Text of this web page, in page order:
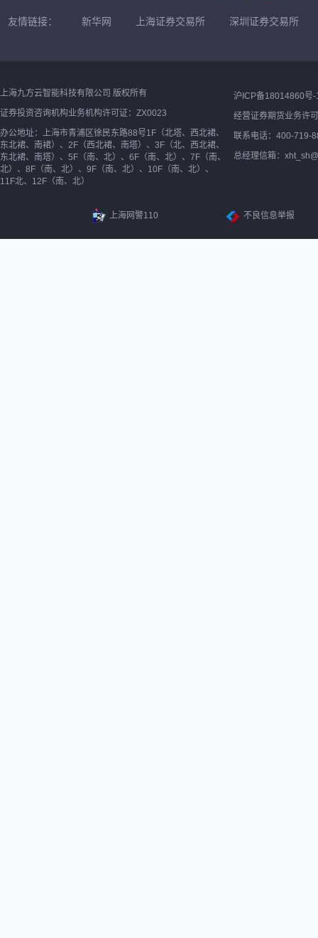
友情链接： 新华网 上海证券交易所 深圳证券交易所
上海九方云智能科技有限公司 版权所有
证券投资咨询机构业务机构许可证：ZX0023
办公地址：上海市青浦区徐民东路88号1F（北塔、西北裙、
东北裙、南裙）、2F（西北裙、南塔）、3F（北、西北裙、
东北裙、南塔）、5F（南、北）、6F（南、北）、7F（南、
北）、8F（南、北）、9F（南、北）、10F（南、北）、
11F北、12F（南、北）
沪ICP备18014860号-
经营证券期货业务许
联系电话：400-719-
总经理信箱：
上海网警110 不良信息举报